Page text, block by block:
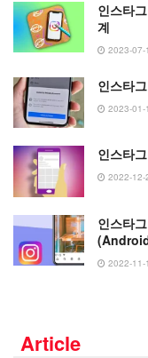
인스타
계
2023-07-
인스타
2023-01-
인스타
2022-12-
인스타
2022-11-
Article